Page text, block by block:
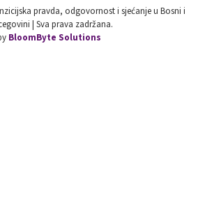
pravda, odgovornost i sjećanje u Bosni i
| Sva prava zadržana.
BloomByte Solutions